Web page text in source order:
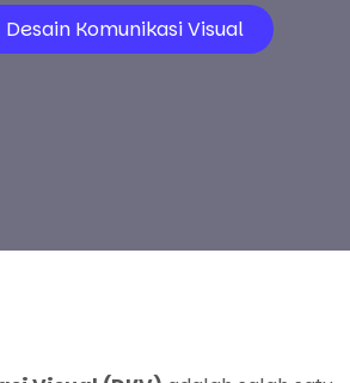
Desain Komunikasi Visual